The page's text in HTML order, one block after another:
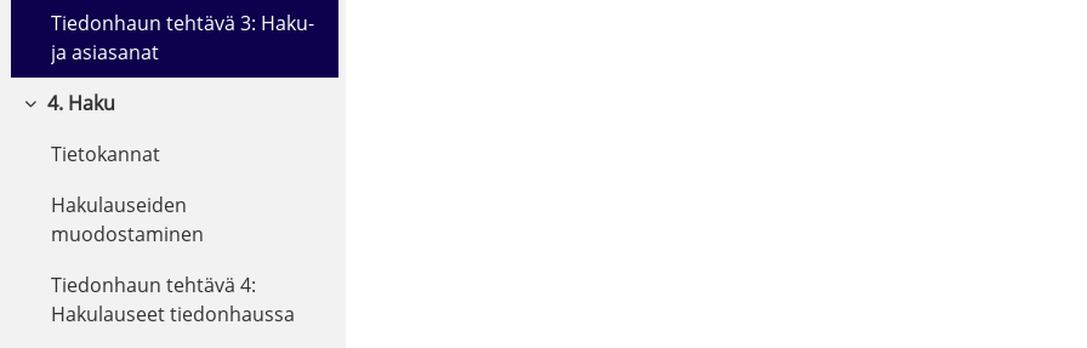
Tiedonhaun tehtävä 3: Haku-
ja asiasanat
Collapse
4. Haku
Tietokannat
Hakulauseiden
muodostaminen
Tiedonhaun tehtävä 4:
Hakulauseet tiedonhaussa